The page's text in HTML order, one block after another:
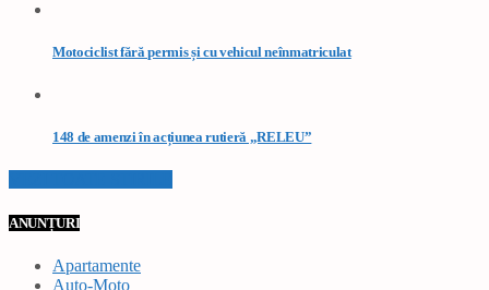
Motociclist fără permis și cu vehicul neînmatriculat
148 de amenzi în acțiunea rutieră „RELEU”
ANUNȚURI
Apartamente
Auto-Moto